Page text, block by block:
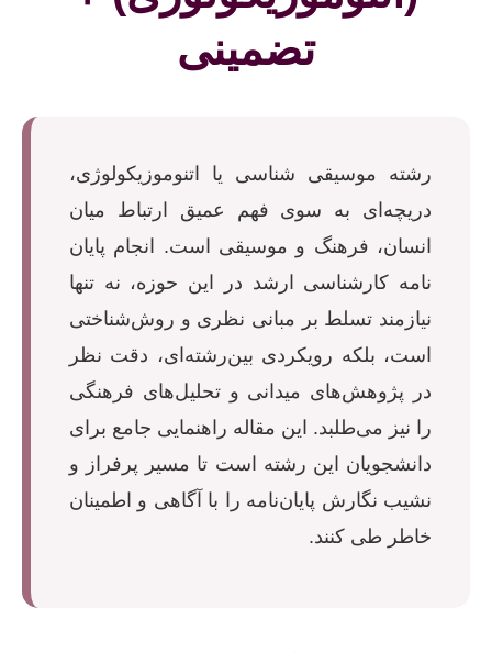
تضمینی
رشته موسیقی شناسی یا اتنوموزیکولوژی،
دریچه‌ای به سوی فهم عمیق ارتباط میان
انسان، فرهنگ و موسیقی است. انجام پایان
نامه کارشناسی ارشد در این حوزه، نه تنها
نیازمند تسلط بر مبانی نظری و روش‌شناختی
است، بلکه رویکردی بین‌رشته‌ای، دقت نظر
در پژوهش‌های میدانی و تحلیل‌های فرهنگی
را نیز می‌طلبد. این مقاله راهنمایی جامع برای
دانشجویان این رشته است تا مسیر پرفراز و
نشیب نگارش پایان‌نامه را با آگاهی و اطمینان
خاطر طی کنند.